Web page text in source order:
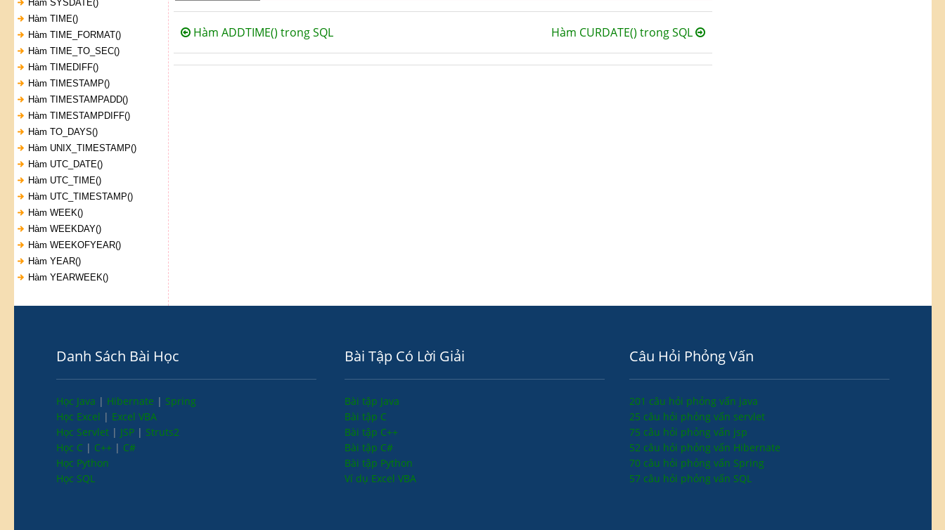
Hàm SYSDATE()
Hàm TIME()
Hàm TIME_FORMAT()
Hàm TIME_TO_SEC()
Hàm TIMEDIFF()
Hàm TIMESTAMP()
Hàm TIMESTAMPADD()
Hàm TIMESTAMPDIFF()
Hàm TO_DAYS()
Hàm UNIX_TIMESTAMP()
Hàm UTC_DATE()
Hàm UTC_TIME()
Hàm UTC_TIMESTAMP()
Hàm WEEK()
Hàm WEEKDAY()
Hàm WEEKOFYEAR()
Hàm YEAR()
Hàm YEARWEEK()
Hàm ADDTIME() trong SQL Hàm CURDATE() trong SQL
Danh Sách Bài Học
Học Java | Hibernate | Spring
Học Excel | Excel VBA
Học Servlet | JSP | Struts2
Học C | C++ | C#
Học Python
Học SQL
Bài Tập Có Lời Giải
Bài tập Java
Bài tập C
Bài tập C++
Bài tập C#
Bài tập Python
Ví dụ Excel VBA
Câu Hỏi Phỏng Vấn
201 câu hỏi phỏng vấn java
25 câu hỏi phỏng vấn servlet
75 câu hỏi phỏng vấn jsp
52 câu hỏi phỏng vấn Hibernate
70 câu hỏi phỏng vấn Spring
57 câu hỏi phỏng vấn SQL